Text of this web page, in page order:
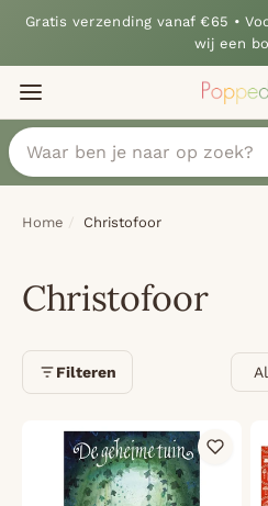
Gratis verzending vanaf €65 •
wij een
Home Christofoor
Christofoor
Filteren